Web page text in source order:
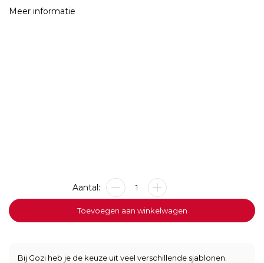
Meer informatie
Stoeptegel
Groep
8
Wij
aantal
Toevoegen aan winkelwagen
Bij Gozi heb je de keuze uit veel verschillende sjablonen.